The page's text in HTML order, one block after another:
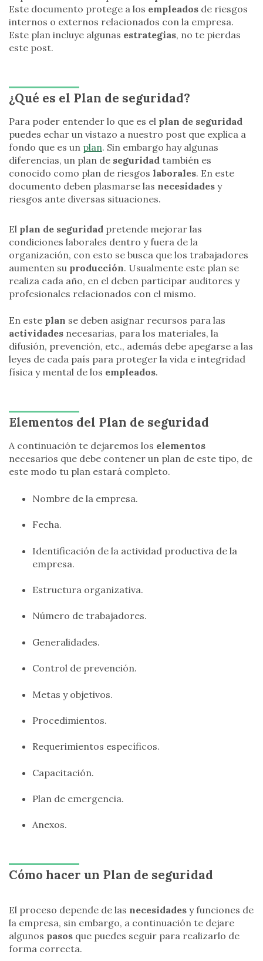
Este documento protege a los empleados de riesgos
internos o externos relacionados con la empresa.
Este plan incluye algunas estrategias, no te pierdas
este post.
¿Qué es el Plan de seguridad?
Para poder entender lo que es el plan de seguridad
puedes echar un vistazo a nuestro post que explica a
fondo que es un plan. Sin embargo hay algunas
diferencias, un plan de seguridad también es
conocido como plan de riesgos laborales. En este
documento deben plasmarse las necesidades y
riesgos ante diversas situaciones.
El plan de seguridad pretende mejorar las
condiciones laborales dentro y fuera de la
organización, con esto se busca que los trabajadores
aumenten su producción. Usualmente este plan se
realiza cada año, en el deben participar auditores y
profesionales relacionados con el mismo.
En este plan se deben asignar recursos para las
actividades necesarias, para los materiales, la
difusión, prevención, etc., además debe apegarse a las
leyes de cada país para proteger la vida e integridad
física y mental de los empleados.
Elementos del Plan de seguridad
A continuación te dejaremos los elementos
necesarios que debe contener un plan de este tipo, de
este modo tu plan estará completo.
Nombre de la empresa.
Fecha.
Identificación de la actividad productiva de la
empresa.
Estructura organizativa.
Número de trabajadores.
Generalidades.
Control de prevención.
Metas y objetivos.
Procedimientos.
Requerimientos específicos.
Capacitación.
Plan de emergencia.
Anexos.
Cómo hacer un Plan de seguridad
El proceso depende de las necesidades y funciones de
la empresa, sin embargo, a continuación te dejare
algunos pasos que puedes seguir para realizarlo de
forma correcta.